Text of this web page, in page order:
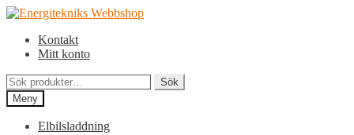
Hoppa
navigering
Hoppa
innehållKontakt
Mitt konto
Sök
efter:
Sök
Meny
Elbilsladdning